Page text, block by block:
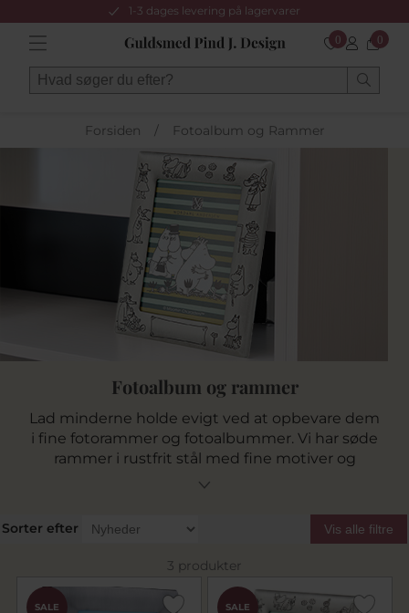
1-3 dages levering på lagervarer
0 0
Forsiden / Fotoalbum og Rammer
Fotoalbum og rammer
Lad minderne holde evigt ved at opbevare dem
i fine fotorammer og fotoalbummer. Vi har søde
rammer i rustfrit stål med fine motiver og
fotoalbummer der har plads til masser af
igennem livet. Se vores udvalg af fotoalbum og
Sorter efter Vis alle filtre
3 produkter
SALE SALE